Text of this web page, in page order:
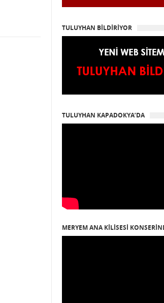
TULUYHAN BİLDİRİYOR
TULUYHAN KAPADOKYA’DA
MERYEM ANA KİLİSESİ